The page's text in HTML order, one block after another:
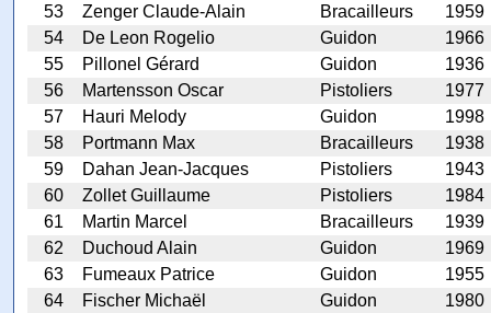
53 Zenger Claude-Alain Bracailleurs
1959
54
De Leon Rogelio Guidon
1966
55
Pillonel Gérard Guidon
1936
56
Martensson Oscar Pistoliers
1977
57
Hauri Melody Guidon
1998
58
Portmann Max Bracailleurs
1938
59
Dahan Jean-Jacques Pistoliers
1943
60
Zollet Guillaume Pistoliers
1984
61
Martin Marcel Bracailleurs
1939
62
Duchoud Alain Guidon
1969
63
Fumeaux Patrice Guidon
1955
64
Fischer Michaël Guidon
1980